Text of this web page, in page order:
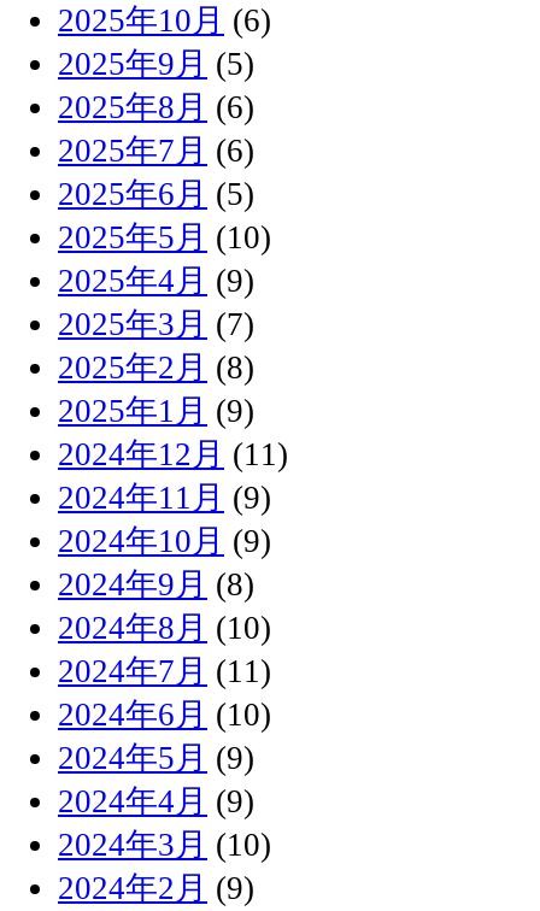
2025年10月 (6)
2025年9月 (5)
2025年8月 (6)
2025年7月 (6)
2025年6月 (5)
2025年5月 (10)
2025年4月 (9)
2025年3月 (7)
2025年2月 (8)
2025年1月 (9)
2024年12月 (11)
2024年11月 (9)
2024年10月 (9)
2024年9月 (8)
2024年8月 (10)
2024年7月 (11)
2024年6月 (10)
2024年5月 (9)
2024年4月 (9)
2024年3月 (10)
2024年2月 (9)